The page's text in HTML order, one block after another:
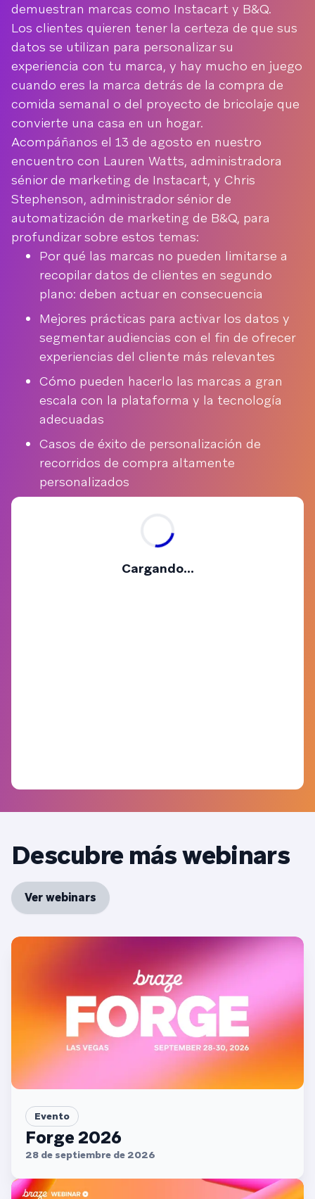
demuestran marcas como Instacart y B&Q.
Los clientes quieren tener la certeza de que sus
datos se utilizan para personalizar su
experiencia con tu marca, y hay mucho en juego
cuando eres la marca detrás de la compra de
comida semanal o del proyecto de bricolaje que
convierte una casa en un hogar.
Acompáñanos el 13 de agosto en nuestro
encuentro con Lauren Watts, administradora
sénior de marketing de Instacart, y Chris
Stephenson, administrador sénior de
automatización de marketing de B&Q, para
profundizar sobre estos temas:
Por qué las marcas no pueden limitarse a
recopilar datos de clientes en segundo
plano: deben actuar en consecuencia
Mejores prácticas para activar los datos y
segmentar audiencias con el fin de ofrecer
experiencias del cliente más relevantes
Cómo pueden hacerlo las marcas a gran
escala con la plataforma y la tecnología
adecuadas
Casos de éxito de personalización de
recorridos de compra altamente
personalizados
Cargando...
Descubre más webinars
Ver webinars
Evento
Forge 2026
28 de septiembre de 2026